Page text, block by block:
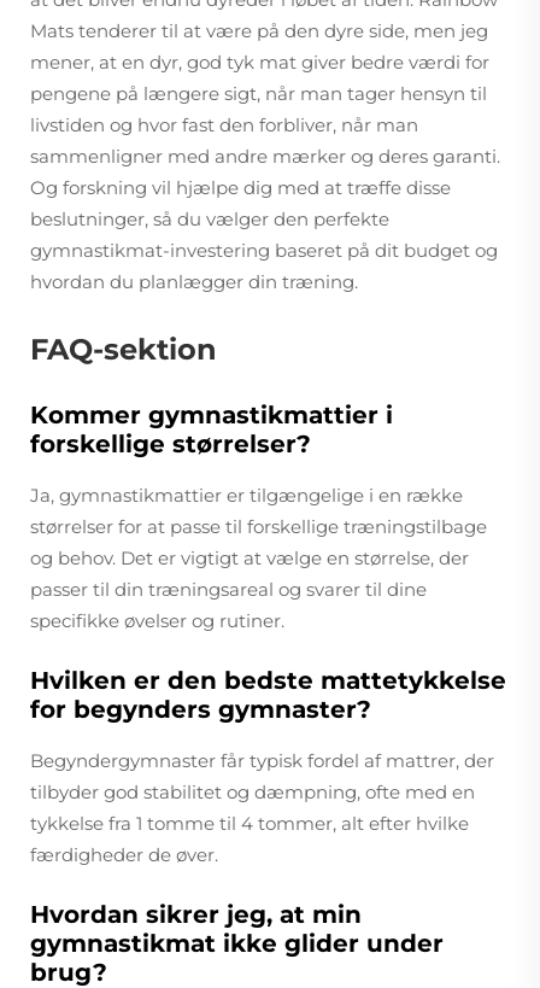
Mats tenderer til at være på den dyre side, men jeg
mener, at en dyr, god tyk mat giver bedre værdi for
pengene på længere sigt, når man tager hensyn til
livstiden og hvor fast den forbliver, når man
sammenligner med andre mærker og deres garanti.
Og forskning vil hjælpe dig med at træffe disse
beslutninger, så du vælger den perfekte
gymnastikmat-investering baseret på dit budget og
hvordan du planlægger din træning.
FAQ-sektion
Kommer gymnastikmattier i
forskellige størrelser?
Ja, gymnastikmattier er tilgængelige i en række
størrelser for at passe til forskellige træningstilbage
og behov. Det er vigtigt at vælge en størrelse, der
passer til din træningsareal og svarer til dine
specifikke øvelser og rutiner.
Hvilken er den bedste mattetykkelse
for begynders gymnaster?
Begyndergymnaster får typisk fordel af mattrer, der
tilbyder god stabilitet og dæmpning, ofte med en
tykkelse fra 1 tomme til 4 tommer, alt efter hvilke
færdigheder de øver.
Hvordan sikrer jeg, at min
gymnastikmat ikke glider under
brug?